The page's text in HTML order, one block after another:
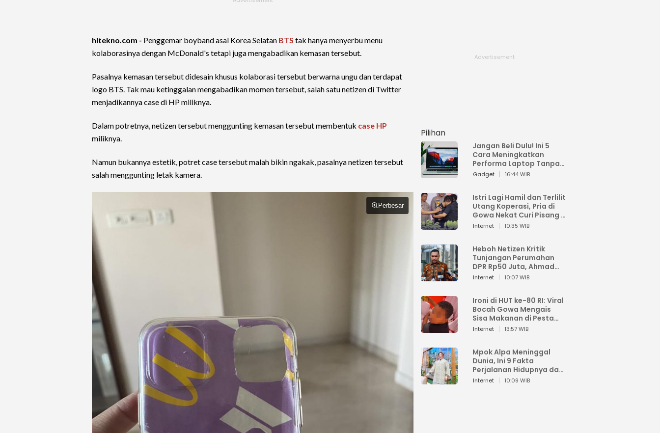
hitekno.com - Penggemar boyband asal Korea Selatan BTS tak hanya menyerbu menu
kolaborasinya dengan McDonald's tetapi juga mengabadikan kemasan tersebut.
Pasalnya kemasan tersebut didesain khusus kolaborasi tersebut berwarna ungu dan terdapat
logo BTS. Tak mau ketinggalan mengabadikan momen tersebut, salah satu netizen di Twitter
menjadikannya case di HP miliknya.
Dalam potretnya, netizen tersebut menggunting kemasan tersebut membentuk case HP
miliknya.
Namun bukannya estetik, potret case tersebut malah bikin ngakak, pasalnya netizen tersebut
salah menggunting letak kamera.
Perbesar
Pilihan
Jangan Beli Dulu! Ini 5
Cara Meningkatkan
Performa Laptop Tanpa
Harus Beli Baru
Gadget 16:44 WIB
Istri Lagi Hamil dan Terlilit
Utang Koperasi, Pria di
Gowa Nekat Curi Pisang 4
Tandan Milik Tetangga,
Internet 10:35 WIB
Heboh Netizen Kritik
Tunjangan Perumahan
DPR Rp50 Juta, Ahmad
Sahroni: Enggak Senang
Internet 10:07 WIB
Ironi di HUT ke-80 RI: Viral
Bocah Gowa Mengais
Sisa Makanan di Pesta
Kemerdekaan
Internet 13:57 WIB
Mpok Alpa Meninggal
Dunia, Ini 9 Fakta
Perjalanan Hidupnya dari
Viral hingga Puncak
Internet 10:09 WIB